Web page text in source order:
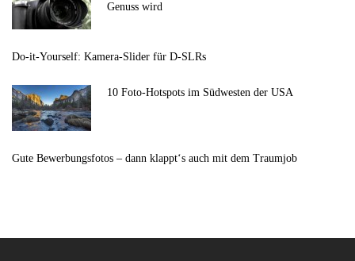
Genuss wird
Do-it-Yourself: Kamera-Slider für D-SLRs
10 Foto-Hotspots im Südwesten der USA
Gute Bewerbungsfotos – dann klappt‘s auch mit dem Traumjob